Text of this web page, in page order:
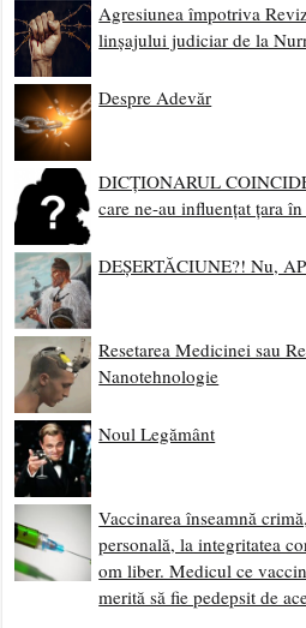
Agresiunea împotriva
linșajului judiciar de la
Despre Adevăr
DICȚIONARUL
care ne-au influențat țara
DEȘERTĂCIUNE?! Nu,
Resetarea Medicinei sau
Nanotehnologie
Noul Legământ
Vaccinarea înseamnă
personală, la integritatea
om liber. Medicul ce
merită să fie pedepsit de